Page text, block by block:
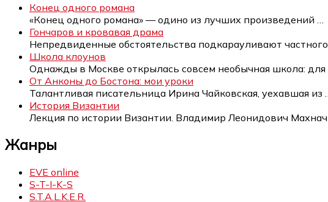
Конец одного романа
«Конец одного романа» — одино из лучших произведений
Гончаров и кровавая драма
Непредвиденные обстоятельства подкарауливают частного
Школа клоунов
Однажды в Москве открылась совсем необычная школа: для
От Анконы до Бостона: мои уроки
Талантливая писательница Ирина Чайковская, уехавшая из
История Византии
Лекция по истории Византии. Владимир Леонидович Махнач
Жанры
EVE online
S-T-I-K-S
S.T.A.L.K.E.R.